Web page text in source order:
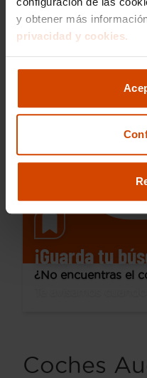
y obtener más
privacidad y cookies.
Desde 295 € /mes*
Audi A4 Allroad
2.0 TDI 120kW(163CV)
2017
¡Guarda tu
¿No encuentras el
Coches